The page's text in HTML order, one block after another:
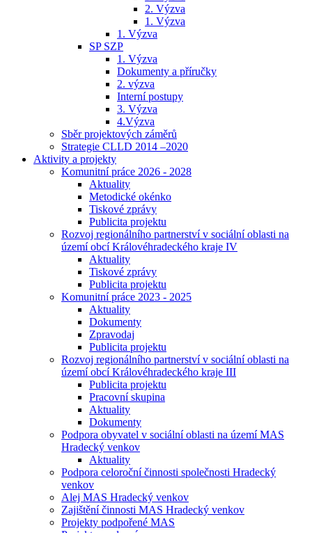
2. Výzva
1. Výzva
1. Výzva
SP SZP
1. Výzva
Dokumenty a příručky
2. výzva
Interní postupy
3. Výzva
4.Výzva
Sběr projektových záměrů
Strategie CLLD 2014 –2020
Aktivity a projekty
Komunitní práce 2026 - 2028
Aktuality
Metodické okénko
Tiskové zprávy
Publicita projektu
Rozvoj regionálního partnerství v sociální oblasti na
území obcí Královéhradeckého kraje IV
Aktuality
Tiskové zprávy
Publicita projektu
Komunitní práce 2023 - 2025
Aktuality
Dokumenty
Zpravodaj
Publicita projektu
Rozvoj regionálního partnerství v sociální oblasti na
území obcí Královéhradeckého kraje III
Publicita projektu
Pracovní skupina
Aktuality
Dokumenty
Podpora obyvatel v sociální oblasti na území MAS
Hradecký venkov
Aktuality
Podpora celoroční činnosti společnosti Hradecký
venkov
Alej MAS Hradecký venkov
Zajištění činnosti MAS Hradecký venkov
Projekty podpořené MAS